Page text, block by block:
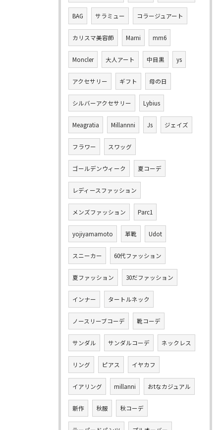
BAG サラミュー コラージュアート
カリスマ美容師 Marni mm6
Moncler 大人アート 中目黒 ys
アクセサリー ギフト 母の日
シルバーアクセサリー Lybius
Meagratia Millannni Js ジェイズ
フラワー スワッグ
ゴールデンウィーク 夏コーデ
レディースファッション
メンズファッション Parc1
yojiyamamoto 革靴 Udot
スニーカー 60代ファッション
夏ファッション 30だファッション
インナー タートルネック
ノースリーブコーデ 靴コーデ
サンダル サンダルコーデ ネックレス
リング ピアス イヤカフ
イアリング millanni おtなカジュアル
新作 秋服 秋コーデ